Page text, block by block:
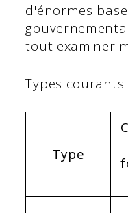
d'énormes
tout examiner
Types
Type